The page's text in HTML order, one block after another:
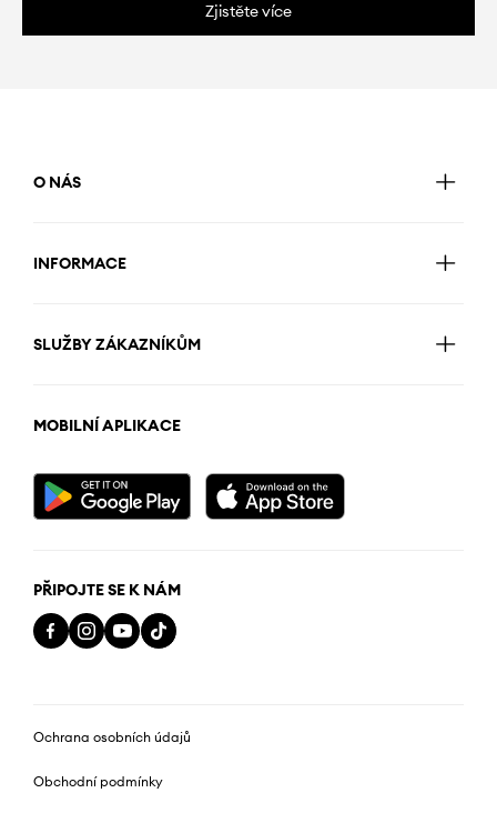
Zjistěte více
O NÁS
INFORMACE
SLUŽBY ZÁKAZNÍKŮM
MOBILNÍ APLIKACE
PŘIPOJTE SE K NÁM
Ochrana osobních údajů
Obchodní podmínky